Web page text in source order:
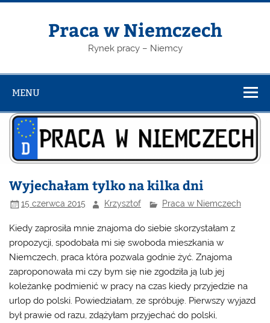
Skip
Praca w Niemczech
Rynek pracy – Niemcy
MENU
Wyjechałam tylko na kilka dni
15 czerwca 2015 Krzysztof Praca w Niemczech
Kiedy zaprosiła mnie znajoma do siebie skorzystałam z
propozycji, spodobała mi się swoboda mieszkania w
Niemczech, praca która pozwala godnie żyć. Znajoma
zaproponowała mi czy bym się nie zgodziła ją lub jej
koleżankę podmienić w pracy na czas kiedy przyjedzie na
urlop do polski. Powiedziałam, ze spróbuję. Pierwszy wyjazd
był prawie od razu, zdążyłam przyjechać do polski,